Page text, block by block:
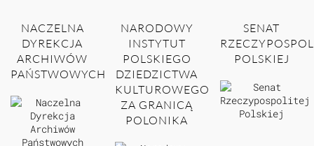
NACZELNA
DYREKCJA
ARCHIWÓW
PAŃSTWOWYCH
NARODOWY
INSTYTUT
POLSKIEGO
DZIEDZICTWA
KULTUROWEGO
ZA GRANICĄ
POLONIKA
SENAT
POLSKIEJ